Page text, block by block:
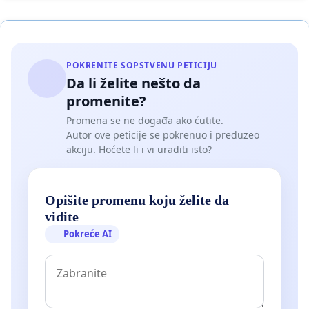
POKRENITE SOPSTVENU PETICIJU
Da li želite nešto da
promenite?
Promena se ne događa ako ćutite.
Autor ove peticije se pokrenuo i preduzeo
akciju. Hoćete li i vi uraditi isto?
Opišite promenu koju želite da
vidite
Pokreće AI